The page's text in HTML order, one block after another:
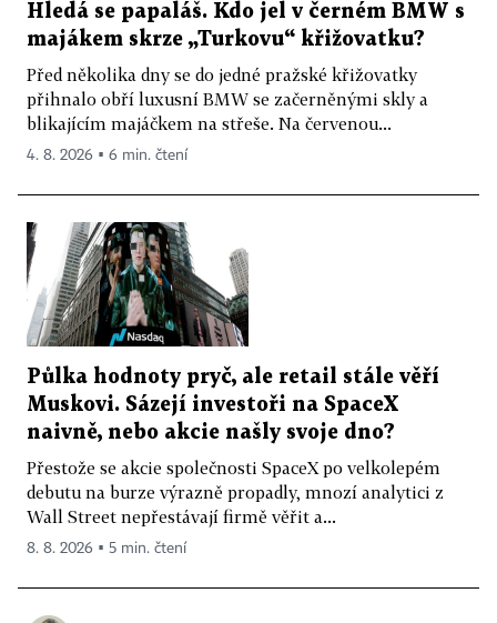
Hledá se papaláš. Kdo jel v černém BMW s
majákem skrze „Turkovu“ křižovatku?
Před několika dny se do jedné pražské křižovatky
přihnalo obří luxusní BMW se začerněnými skly a
blikajícím majáčkem na střeše. Na červenou...
4. 8. 2026 ▪ 6 min. čtení
Půlka hodnoty pryč, ale retail stále věří
Muskovi. Sázejí investoři na SpaceX
naivně, nebo akcie našly svoje dno?
Přestože se akcie společnosti SpaceX po velkolepém
debutu na burze výrazně propadly, mnozí analytici z
Wall Street nepřestávají firmě věřit a...
8. 8. 2026 ▪ 5 min. čtení